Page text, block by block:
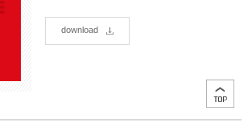
download